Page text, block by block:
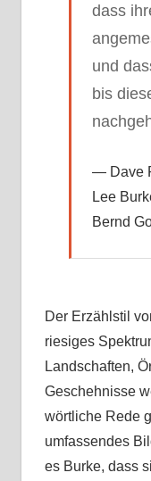
dass
und
bis
Dave
Lee
Bernd
Der Erzählstil
riesiges
Landschaften,
Geschehnisse
wörtliche Rede
umfassendes
es Burke, dass